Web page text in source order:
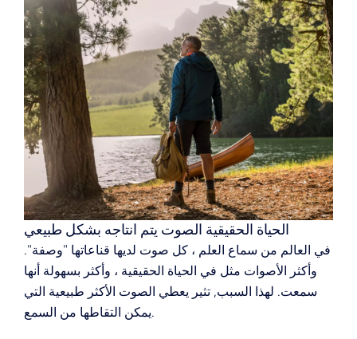
الحياة الحقيقية الصوت يتم انتاجه بشكل طبيعي
في العالم من سماع العلم ، كل صوت لديها قناعاتها "وصفة".
وأكثر الأصوات مثل في الحياة الحقيقية ، وأكثر بسهولة أنها
سمعت. لهذا السبب, تثير يعطي الصوت الأكثر طبيعية التي
يمكن التقاطها من السمع.